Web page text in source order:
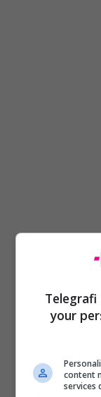
your
content
services